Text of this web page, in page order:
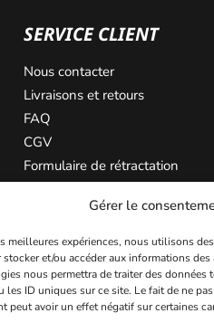
Gérer le
meilleures expériences, nous utilisons
et/ou accéder aux informations
nous permettra de traiter des données
les ID uniques sur ce site. Le fait de ne
peut avoir un effet négatif sur certaines
SERVICE CLIENT
Nous contacter
Livraisons et retours
FAQ
CGV
Formulaire de rétractation